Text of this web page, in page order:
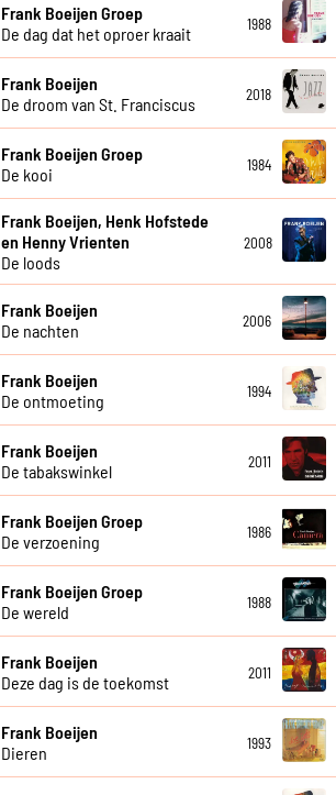
Frank Boeijen Groep
De dag dat het oproer kraait
1988
Frank Boeijen
De droom van St. Franciscus
2018
Frank Boeijen Groep
De kooi
1984
Frank Boeijen, Henk Hofstede
en Henny Vrienten
De loods
2008
Frank Boeijen
De nachten
2006
Frank Boeijen
De ontmoeting
1994
Frank Boeijen
De tabakswinkel
2011
Frank Boeijen Groep
De verzoening
1986
Frank Boeijen Groep
De wereld
1988
Frank Boeijen
Deze dag is de toekomst
2011
Frank Boeijen
Dieren
1993